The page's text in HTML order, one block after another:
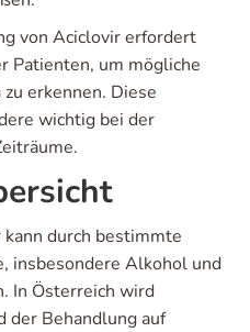
von Aciclovir erfordert
Patienten, um mögliche
erkennen. Diese
wichtig bei der
durch bestimmte
insbesondere Alkohol und
In Österreich wird
der Behandlung auf